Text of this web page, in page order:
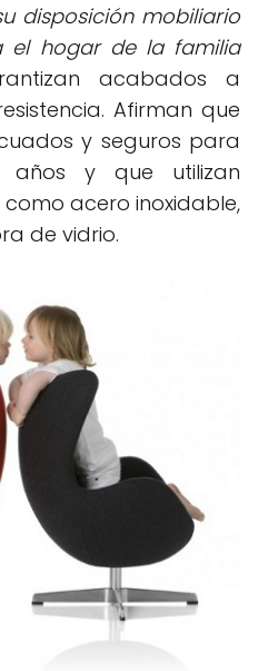
disposición mobiliario
el hogar de la familia
acabados a
Afirman que
y seguros para
y que utilizan
acero inoxidable,
de vidrio.